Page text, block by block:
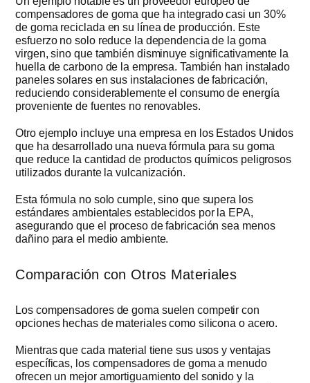
compensadores de goma que ha integrado casi un 30%
de goma reciclada en su línea de producción. Este
esfuerzo no solo reduce la dependencia de la goma
virgen, sino que también disminuye significativamente la
huella de carbono de la empresa. También han instalado
paneles solares en sus instalaciones de fabricación,
reduciendo considerablemente el consumo de energía
proveniente de fuentes no renovables.
Otro ejemplo incluye una empresa en los Estados Unidos
que ha desarrollado una nueva fórmula para su goma
que reduce la cantidad de productos químicos peligrosos
utilizados durante la vulcanización.
Esta fórmula no solo cumple, sino que supera los
estándares ambientales establecidos por la EPA,
asegurando que el proceso de fabricación sea menos
dañino para el medio ambiente.
Comparación con Otros Materiales
Los compensadores de goma suelen competir con
opciones hechas de materiales como silicona o acero.
Mientras que cada material tiene sus usos y ventajas
específicas, los compensadores de goma a menudo
ofrecen un mejor amortiguamiento del sonido y la